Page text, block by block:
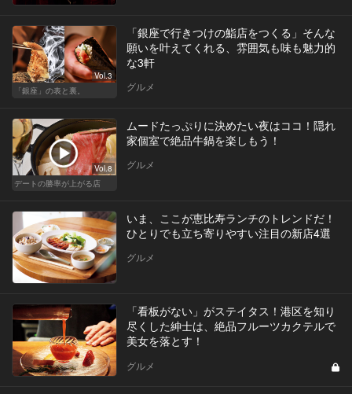
Vol.3
「銀座」の表と裏。
「銀座で行きつけの鮨店をつくる」そんな
願いを叶えてくれる、雰囲気も味も魅力的
な3軒
グルメ
Vol.8
デートの勝率が上がる店
ムードたっぷりに決めたい夜はココ！隠れ
家個室で絶品牛鍋を楽しもう！
グルメ
いま、ここが恵比寿ランチのトレンドだ！
ひとりでも立ち寄りやすい注目の新店4選
グルメ
「看板がない」がステイタス！港区を知り
尽くした紳士は、絶品フルーツカクテルで
美女を落とす！
グルメ